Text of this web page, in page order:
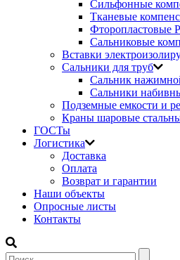
Сильфонные
Тканевые
Фторопластовые
Сальниковые
Вставки
Сальники для труб
Сальник
Сальники
Подземные емкости и
Краны шаровые
ГОСТы
Логистика
Доставка
Оплата
Возврат и гарантии
Наши объекты
Опросные листы
Контакты